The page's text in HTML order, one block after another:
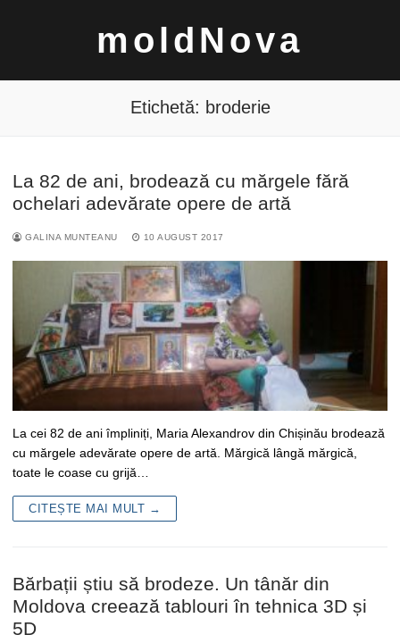
moldNova
Caută
Etichetă: broderie
La 82 de ani, brodează cu mărgele fără
ochelari adevărate opere de artă
GALINA MUNTEANU 10 AUGUST 2017
La cei 82 de ani împliniți, Maria Alexandrov din Chișinău brodează
cu mărgele adevărate opere de artă. Mărgică lângă mărgică,
toate le coase cu grijă…
CITEȘTE MAI MULT →
Bărbații știu să brodeze. Un tânăr din
Moldova creează tablouri în tehnica 3D și
5D